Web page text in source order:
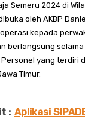
Semeru 2024 di
oleh AKBP
kepada
berlangsung
yang terdiri
Timur.
: Aplikasi